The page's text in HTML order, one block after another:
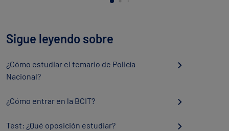
Sigue leyendo sobre
¿Cómo estudiar el temario de Policía
Nacional?
¿Cómo entrar en la BCIT?
Test: ¿Qué oposición estudiar?